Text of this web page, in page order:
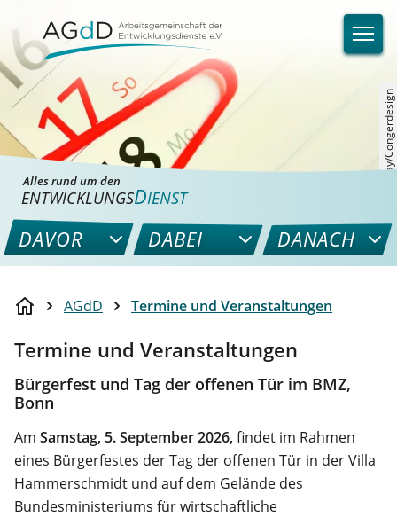
©Pixabay/Congerdesign
Alles rund um den
ENTWICKLUNGSDIENST
DAVOR DABEI DANACH
AGdD Termine und Veranstaltungen
Termine und Veranstaltungen
Bürgerfest und Tag der offenen Tür im BMZ,
Bonn
Am Samstag, 5. September 2026,findet im Rahmen
eines Bürgerfestes der Tag der offenen Tür in der Villa
Hammerschmidt und auf dem Gelände des
Bundesministeriums für wirtschaftliche